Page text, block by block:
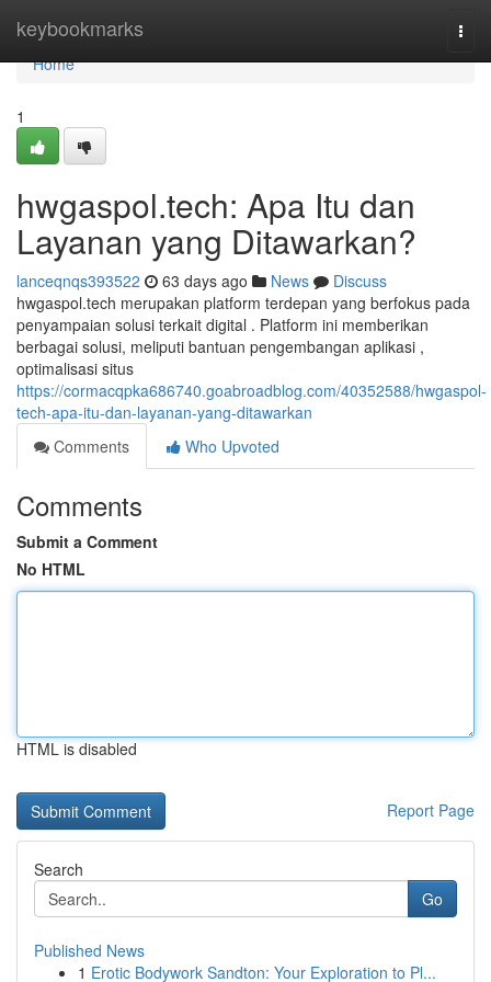
keybookmarks
Home
Home
1
hwgaspol.tech: Apa Itu dan
Layanan yang Ditawarkan?
lanceqnqs393522 63 days ago News
Discuss
hwgaspol.tech merupakan platform terdepan yang berfokus pada
penyampaian solusi terkait digital . Platform ini memberikan
berbagai solusi, meliputi bantuan pengembangan aplikasi ,
optimalisasi situs
https://cormacqpka686740.goabroadblog.com/40352588/hwgaspol-
tech-apa-itu-dan-layanan-yang-ditawarkan
Comments
Who Upvoted
Comments
Submit a Comment
No HTML
HTML is disabled
Report Page
Search
Go
Published News
1 Erotic Bodywork Sandton: Your Exploration to Pl...